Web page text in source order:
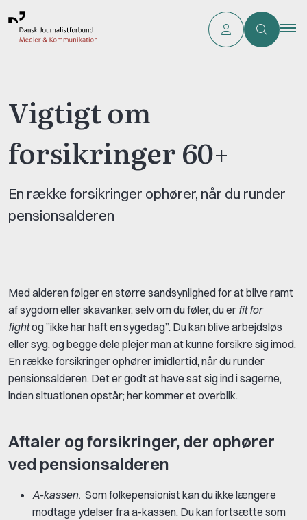
Vigtigt om
forsikringer 60+
En række forsikringer ophører, når du runder
pensionsalderen
Med alderen følger en større sandsynlighed for at blive ramt
af sygdom eller skavanker, selv om du føler, du er fit for
fightog ”ikke har haft en sygedag”. Du kan blive arbejdsløs
eller syg, og begge dele plejer man at kunne forsikre sig imod.
En række forsikringer ophører imidlertid, når du runder
pensionsalderen. Det er godt at have sat sig ind i sagerne,
inden situationen opstår; her kommer et overblik.
Aftaler og forsikringer, der ophører
ved pensionsalderen
A-kassen. Som folkepensionist kan du ikke længere
modtage ydelser fra a-kassen. Du kan fortsætte som